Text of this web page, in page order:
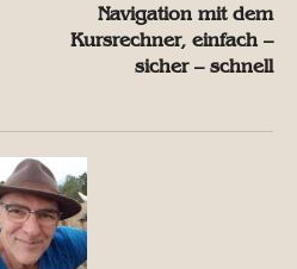
Navigation mit dem
Kursrechner, einfach –
sicher – schnell